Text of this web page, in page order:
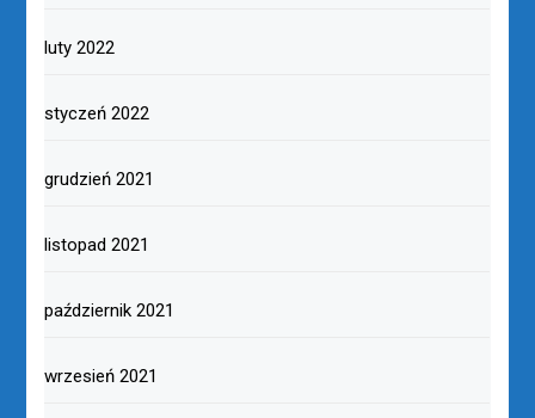
luty 2022
styczeń 2022
grudzień 2021
listopad 2021
październik 2021
wrzesień 2021